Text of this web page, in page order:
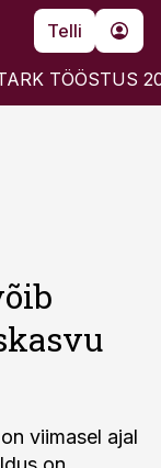
Telli
TÖÖSTUS
viimasel ajal